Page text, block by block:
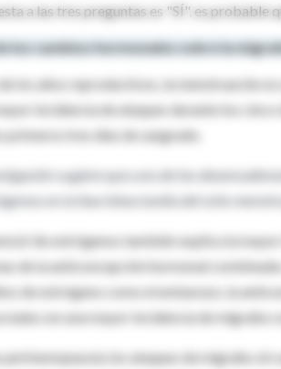
a las tres preguntas es "SÍ", es probable
los cambios hormonales sobre la
de los años reproductivos, la menstruación
incidencia de ataques durante los cinco
primeros tres días de sangrado.
sugiere que uno de los
en la fase lútea tardía del ciclo
de estrógenos también explica la
de la anticoncepción hormonal
de estrógeno como el embarazo, la
con una mayor incidencia de migraña
perimenopausia, los ataques de migraña sin